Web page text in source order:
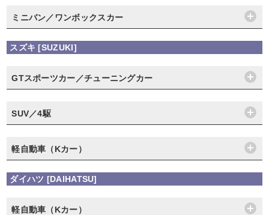
ミニバン／ワンボックスカー
スズキ [SUZUKI]
GTスポーツカー／チューニングカー
SUV／4駆
軽自動車（Kカー）
ダイハツ [DAIHATSU]
軽自動車（Kカー）